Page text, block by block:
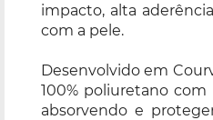
impacto, alta
com a pele.
Desenvolvido em
100% poliuretano
absorvendo e